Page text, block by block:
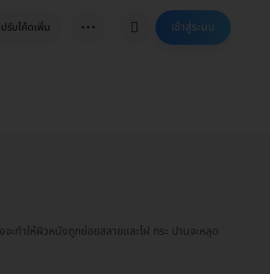
รับโค้ดเพิ่ม ⋯ เข้าสู่ระบบ
ะทำให้ผิวหนังถูกย่อยสลายและไฝ กระ ปานจะหลุด